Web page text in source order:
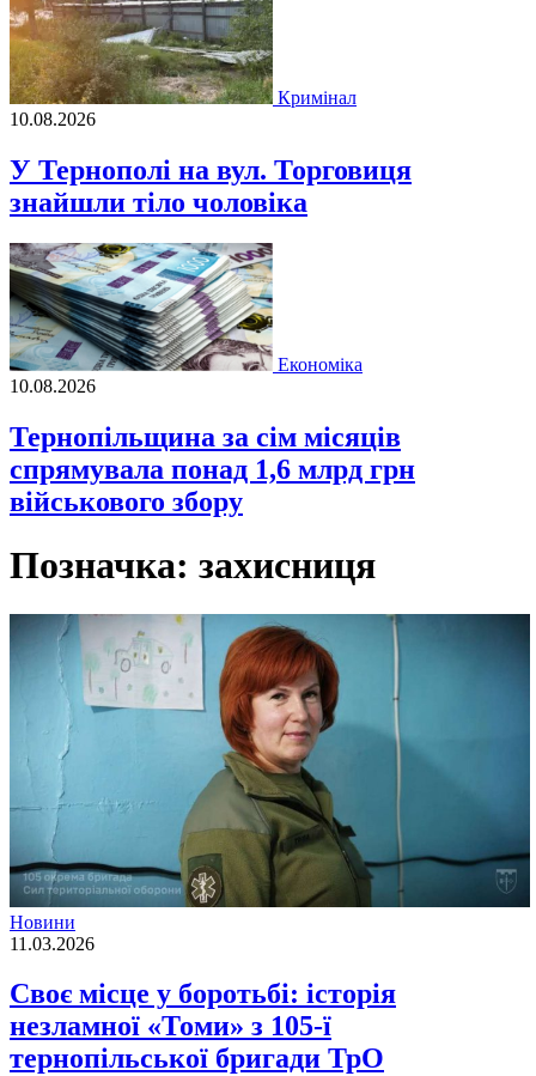
Кримінал
10.08.2026
У Тернополі на вул. Торговиця
знайшли тіло чоловіка
Економіка
10.08.2026
Тернопільщина за сім місяців
спрямувала понад 1,6 млрд грн
військового збору
Позначка: захисниця
Новини
11.03.2026
Своє місце у боротьбі: історія
незламної «Томи» з 105-ї
тернопільської бригади ТрО